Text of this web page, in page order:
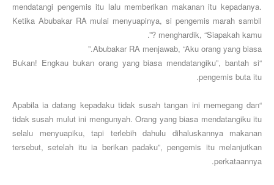
mendatangi pengemis itu lalu memberikan makanan itu kepadanya.
Ketika Abubakar RA mulai menyuapinya, si pengemis marah sambil
menghardik, “Siapakah kamu ?”.
Abubakar RA menjawab, “Aku orang yang biasa.”
“Bukan! Engkau bukan orang yang biasa mendatangiku”, bantah si
pengemis buta itu.
“Apabila ia datang kepadaku tidak susah tangan ini memegang dan
tidak susah mulut ini mengunyah. Orang yang biasa mendatangiku itu
selalu menyuapiku, tapi terlebih dahulu dihaluskannya makanan
tersebut, setelah itu ia berikan padaku”, pengemis itu melanjutkan
perkataannya.